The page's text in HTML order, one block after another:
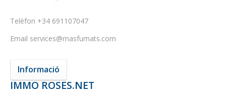
Telèfon +34 691107047
Email services@masfumats.com
Informació
IMMO ROSES.NET